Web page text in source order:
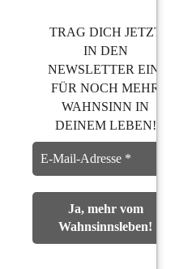
TRAG DICH JETZT
IN DEN
NEWSLETTER EIN,
FÜR NOCH MEHR
WAHNSINN IN
DEINEM LEBEN!